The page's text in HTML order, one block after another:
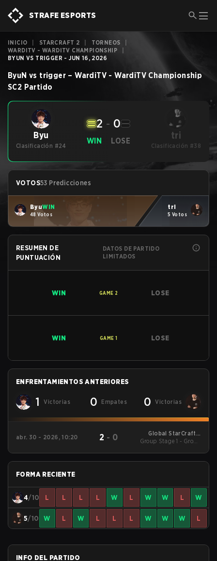
STRAFE ESPORTS
INICIO STARCRAFT 2 TORNEOS
WARDITV - WARDITV CHAMPIONSHIP
BYUN VS TRIGGER - JUN 16, 2026
ByuN vs trigger –WardiTV - WardiTV Championship
SC2 Partido
Byu
Clasificación #24
WIN
2 - 0
LOSE tri
Clasificación #38
VOTOS53 Predicciones
ByuWIN
48 Votos
tri
5 Votos
RESUMEN DE
PUNTUACIÓN
DATOS DE PARTIDO
LIMITADOS
WIN GAME 2 LOSE
WIN GAME 1 LOSE
ENFRENTAMIENTOS ANTERIORES
1 Victorias 0 Empates 0 Victorias
abr. 30 - 2026, 10:20 2 - 0
Global StarCraft II
League Season 1 2026
Group Stage 1 - Group
FORMA RECIENTE
4/10 L L L L W L W W L W
5/10 W L W L L L W W W L
INFO DEL PARTIDO